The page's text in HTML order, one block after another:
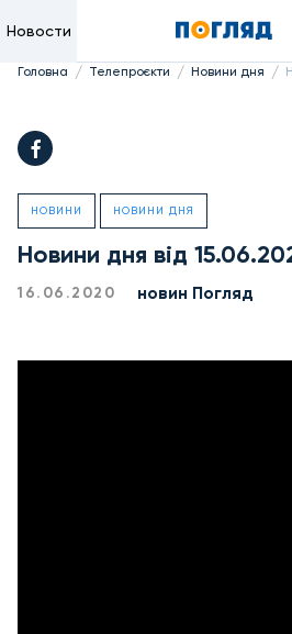
Новости
Головна / Телепроєкти / Новини дня /
НОВИНИ НОВИНИ ДНЯ
Новини дня від
16.06.2020 новин Погляд